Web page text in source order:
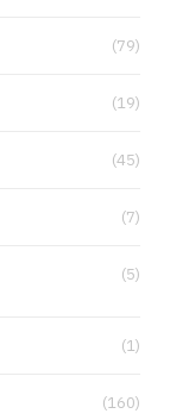
(79)
(19)
(45)
(7)
(5)
(1)
(160)